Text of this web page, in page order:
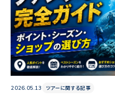
2026.05.13 ツアーに関する記事